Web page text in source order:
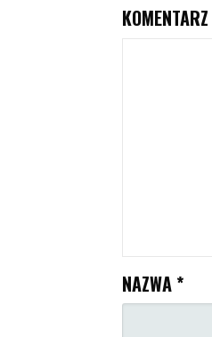
KOMENTARZ
NAZWA *